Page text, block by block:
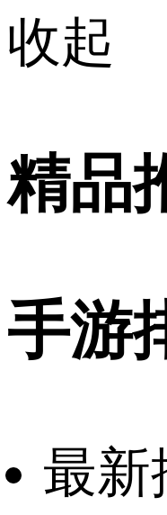
收起
精品
手游
最新